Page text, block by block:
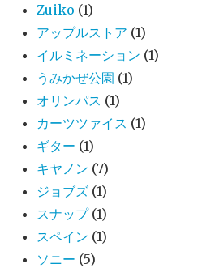
Zuiko (1)
アップルストア (1)
イルミネーション (1)
うみかぜ公園 (1)
オリンパス (1)
カーツツァイス (1)
ギター (1)
キヤノン (7)
ジョブズ (1)
スナップ (1)
スペイン (1)
ソニー (5)